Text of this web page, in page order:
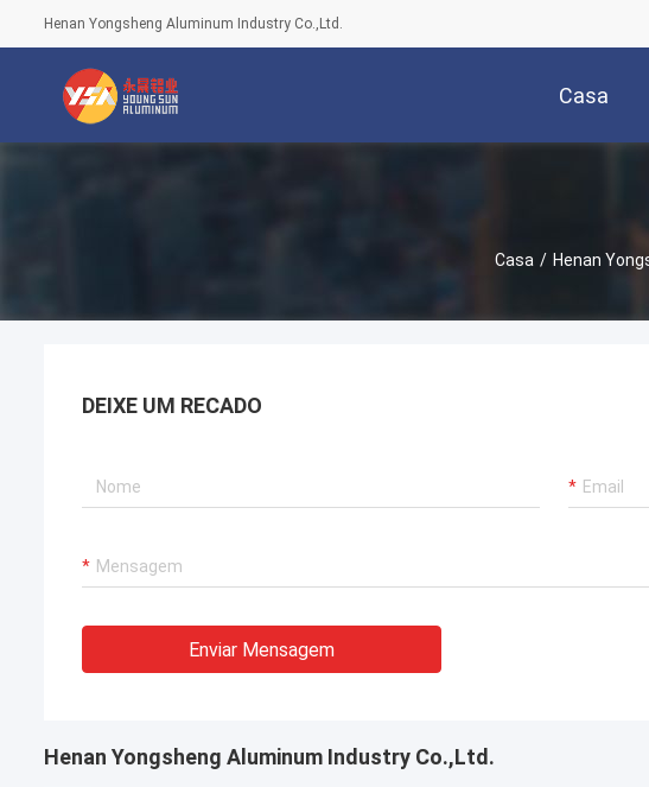
Henan Yongsheng Aluminum Industry Co.,Ltd.
Casa
Casa / Henan
DEIXE UM RECADO
Enviar Mensagem
Henan Yongsheng Aluminum Industry Co.,Ltd.